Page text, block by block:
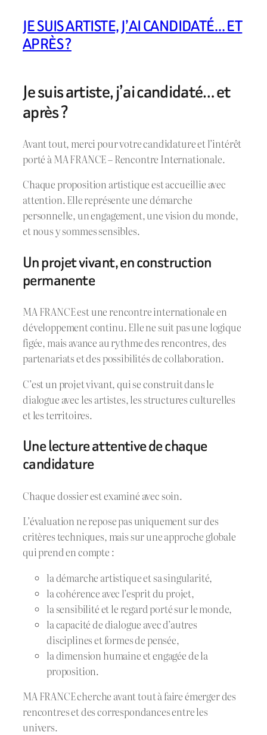
JE SUIS ARTISTE, J’AI CANDIDATÉ… ET
APRÈS ?
Je suis artiste, j’ai candidaté… et
après ?
Avant tout, merci pour votre candidature et l’intérêt
porté à MA FRANCE – Rencontre Internationale.
Chaque proposition artistique est accueillie avec
attention. Elle représente une démarche
personnelle, un engagement, une vision du monde,
et nous y sommes sensibles.
Un projet vivant, en construction
permanente
MA FRANCE est une rencontre internationale en
développement continu. Elle ne suit pas une logique
figée, mais avance au rythme des rencontres, des
partenariats et des possibilités de collaboration.
C’est un projet vivant, qui se construit dans le
dialogue avec les artistes, les structures culturelles
et les territoires.
Une lecture attentive de chaque
candidature
Chaque dossier est examiné avec soin.
L’évaluation ne repose pas uniquement sur des
critères techniques, mais sur une approche globale
qui prend en compte :
la démarche artistique et sa singularité,
la cohérence avec l’esprit du projet,
la sensibilité et le regard porté sur le monde,
la capacité de dialogue avec d’autres
disciplines et formes de pensée,
la dimension humaine et engagée de la
proposition.
MA FRANCE cherche avant tout à faire émerger des
rencontres et des correspondances entre les
univers.